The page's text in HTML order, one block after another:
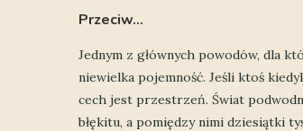
Przeciw…
Jednym z głównych powodów, dla
niewielka pojemność. Jeśli ktoś
cech jest przestrzeń. Świat
błękitu, a pomiędzy nimi dziesiątki